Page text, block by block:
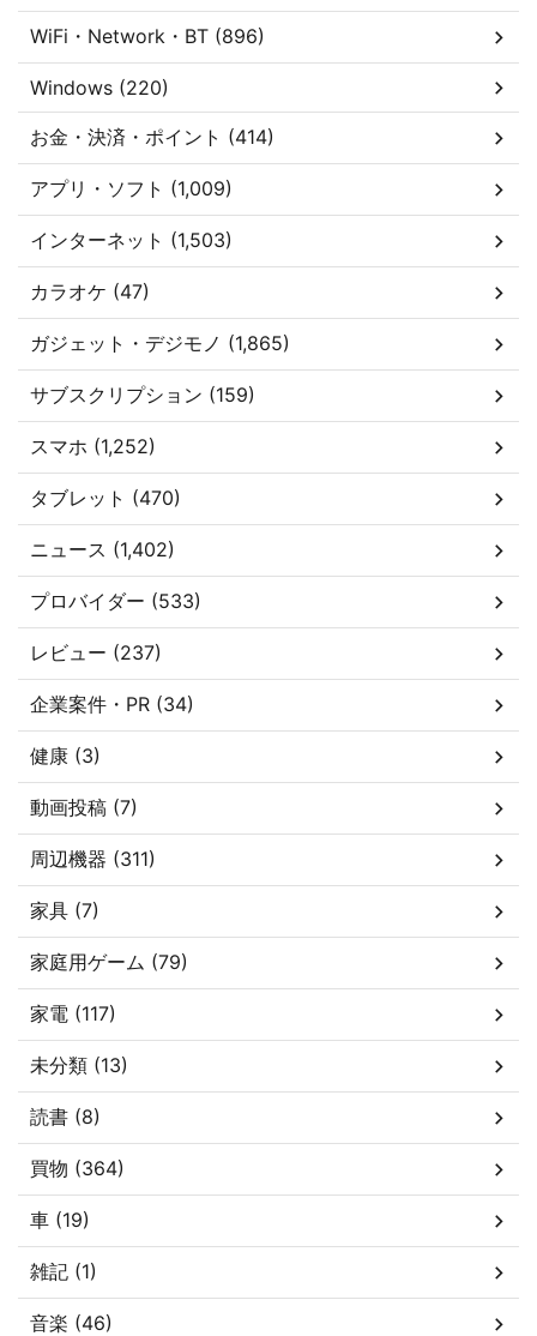
WiFi・Network・BT (896)
Windows (220)
お金・決済・ポイント (414)
アプリ・ソフト (1,009)
インターネット (1,503)
カラオケ (47)
ガジェット・デジモノ (1,865)
サブスクリプション (159)
スマホ (1,252)
タブレット (470)
ニュース (1,402)
プロバイダー (533)
レビュー (237)
企業案件・PR (34)
健康 (3)
動画投稿 (7)
周辺機器 (311)
家具 (7)
家庭用ゲーム (79)
家電 (117)
未分類 (13)
読書 (8)
買物 (364)
車 (19)
雑記 (1)
音楽 (46)